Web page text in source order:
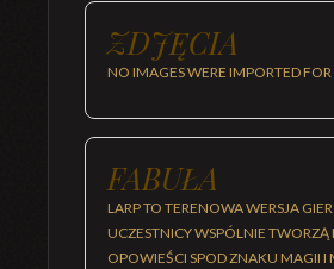
ZDJĘCIA
NO IMAGES WERE IMPORTED
FABUŁA
LARP TO TERENOWA WERSJA
UCZESTNICY WSPÓLNIE TWORZĄ
OPOWIEŚCI SPOD ZNAKU MAGII I